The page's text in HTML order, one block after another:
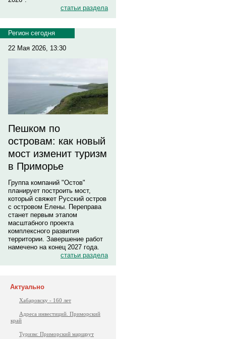
статьи раздела
Регион сегодня
22 Мая 2026, 13:30
Пешком по
островам: как новый
мост изменит туризм
в Приморье
Группа компаний "Остов"
планирует построить мост,
который свяжет Русский остров
с островом Елены. Переправа
станет первым этапом
масштабного проекта
комплексного развития
территории. Завершение работ
намечено на конец 2027 года.
статьи раздела
Актуально
Хабаровску - 160 лет
Адреса инвестиций. Приморский
край
Туризм: Приморский маршрут